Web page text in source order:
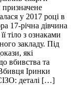
у 2017 році в
17-річна дівчина
тіло з ознаками
закладу. Під
які
вбивства та
Іринки
деталі […]